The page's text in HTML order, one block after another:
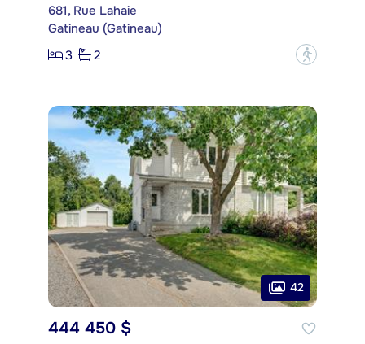
681, Rue Lahaie
Gatineau (Gatineau)
3
2 ?
42
444 450 $